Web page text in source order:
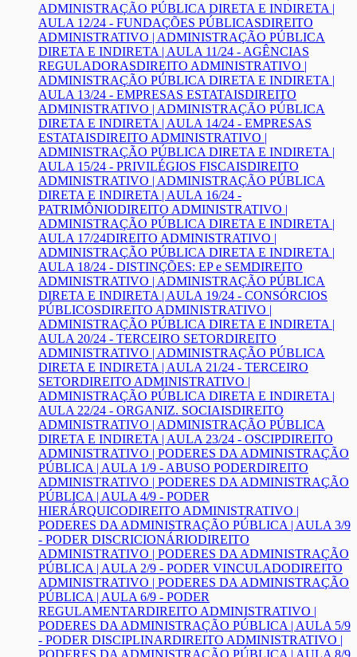
ADMINISTRAÇÃO PÚBLICA DIRETA E INDIRETA |
AULA 12/24 - FUNDAÇÕES PÚBLICASDIREITO
ADMINISTRATIVO | ADMINISTRAÇÃO PÚBLICA
DIRETA E INDIRETA | AULA 11/24 - AGÊNCIAS
REGULADORASDIREITO ADMINISTRATIVO |
ADMINISTRAÇÃO PÚBLICA DIRETA E INDIRETA |
AULA 13/24 - EMPRESAS ESTATAISDIREITO
ADMINISTRATIVO | ADMINISTRAÇÃO PÚBLICA
DIRETA E INDIRETA | AULA 14/24 - EMPRESAS
ESTATAISDIREITO ADMINISTRATIVO |
ADMINISTRAÇÃO PÚBLICA DIRETA E INDIRETA |
AULA 15/24 - PRIVILÉGIOS FISCAISDIREITO
ADMINISTRATIVO | ADMINISTRAÇÃO PÚBLICA
DIRETA E INDIRETA | AULA 16/24 -
PATRIMÔNIODIREITO ADMINISTRATIVO |
ADMINISTRAÇÃO PÚBLICA DIRETA E INDIRETA |
AULA 17/24DIREITO ADMINISTRATIVO |
ADMINISTRAÇÃO PÚBLICA DIRETA E INDIRETA |
AULA 18/24 - DISTINÇÕES: EP e SEMDIREITO
ADMINISTRATIVO | ADMINISTRAÇÃO PÚBLICA
DIRETA E INDIRETA | AULA 19/24 - CONSÓRCIOS
PÚBLICOSDIREITO ADMINISTRATIVO |
ADMINISTRAÇÃO PÚBLICA DIRETA E INDIRETA |
AULA 20/24 - TERCEIRO SETORDIREITO
ADMINISTRATIVO | ADMINISTRAÇÃO PÚBLICA
DIRETA E INDIRETA | AULA 21/24 - TERCEIRO
SETORDIREITO ADMINISTRATIVO |
ADMINISTRAÇÃO PÚBLICA DIRETA E INDIRETA |
AULA 22/24 - ORGANIZ. SOCIAISDIREITO
ADMINISTRATIVO | ADMINISTRAÇÃO PÚBLICA
DIRETA E INDIRETA | AULA 23/24 - OSCIPDIREITO
ADMINISTRATIVO | PODERES DA ADMINISTRAÇÃO
PÚBLICA | AULA 1/9 - ABUSO PODERDIREITO
ADMINISTRATIVO | PODERES DA ADMINISTRAÇÃO
PÚBLICA | AULA 4/9 - PODER
HIERÁRQUICODIREITO ADMINISTRATIVO |
PODERES DA ADMINISTRAÇÃO PÚBLICA | AULA 3/9
- PODER DISCRICIONÁRIODIREITO
ADMINISTRATIVO | PODERES DA ADMINISTRAÇÃO
PÚBLICA | AULA 2/9 - PODER VINCULADODIREITO
ADMINISTRATIVO | PODERES DA ADMINISTRAÇÃO
PÚBLICA | AULA 6/9 - PODER
REGULAMENTARDIREITO ADMINISTRATIVO |
PODERES DA ADMINISTRAÇÃO PÚBLICA | AULA 5/9
- PODER DISCIPLINARDIREITO ADMINISTRATIVO |
PODERES DA ADMINISTRAÇÃO PÚBLICA | AULA 8/9